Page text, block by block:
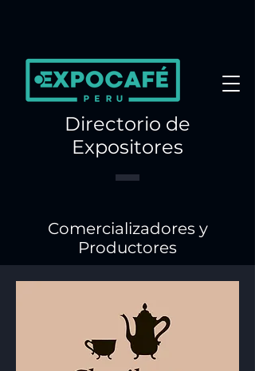
Directorio de
Expositores
Comercializadores y
Productores